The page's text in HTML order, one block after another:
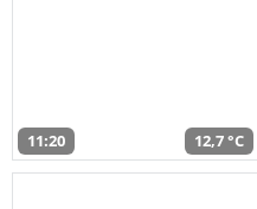
11:20 12,7 °C